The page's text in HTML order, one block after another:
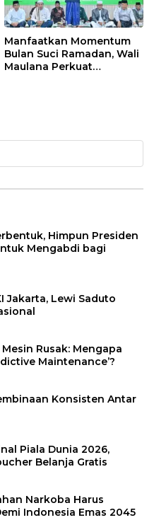
Manfaatkan Momentum
Bulan Suci Ramadan, Wali
Maulana Perkuat
Himpun Presiden
Mengabdi bagi
Jakarta, Lewi Saduto
Rusak: Mengapa
Maintenance’?
Konsisten Antar
Piala Dunia 2026,
Belanja Gratis
Narkoba Harus
Indonesia Emas 2045